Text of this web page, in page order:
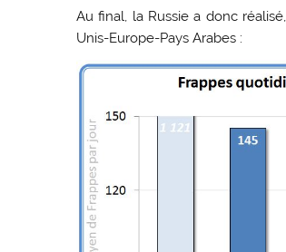
Au final, la Russie a donc
Unis-Europe-Pays Arabes :